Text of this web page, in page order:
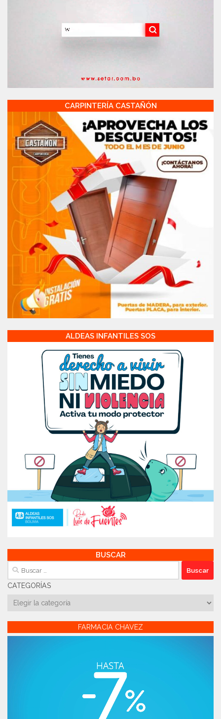
CARPINTERÍA CASTAÑÓN
ALDEAS INFANTILES SOS
BUSCAR
Buscar:
CATEGORÍAS
Categorías
FARMACIA CHAVEZ